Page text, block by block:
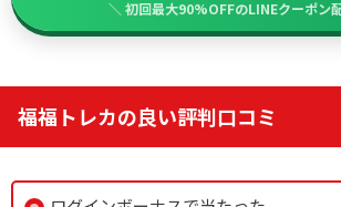
＼ 初回最大90%OFFのLINEクーポン
福福トレカの良い評判口コミ